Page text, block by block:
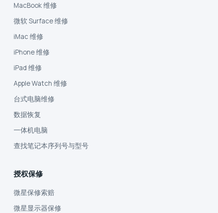
MacBook 维修
微软 Surface 维修
iMac 维修
iPhone 维修
iPad 维修
Apple Watch 维修
台式电脑维修
数据恢复
一体机电脑
查找笔记本序列号与型号
授权保修
微星保修索赔
微星显示器保修